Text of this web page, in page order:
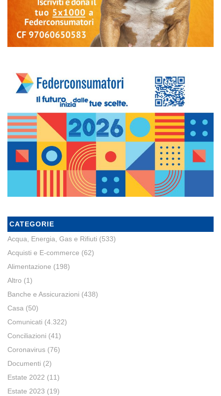
CATEGORIE
Acqua, Energia, Gas e Rifiuti (533)
Acquisti e E-commerce (62)
Alimentazione (198)
Altro (1)
Banche e Assicurazioni (438)
Casa (50)
Comunicati (4.322)
Conciliazioni (41)
Coronavirus (76)
Documenti (2)
Estate 2022 (11)
Estate 2023 (19)